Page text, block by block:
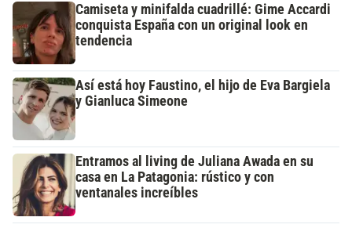
Camiseta y minifalda cuadrillé: Gime Accardi
conquista España con un original look en
tendencia
Así está hoy Faustino, el hijo de Eva Bargiela
y Gianluca Simeone
Entramos al living de Juliana Awada en su
casa en La Patagonia: rústico y con
ventanales increíbles